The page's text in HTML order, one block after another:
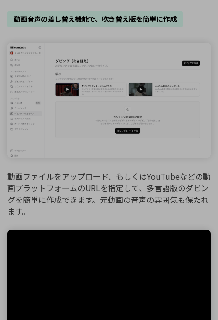
動画音声の差し替え機能で、吹き替え版を簡単に作成
動画ファイルをアップロード、もしくはYouTubeなどの動
画プラットフォームのURLを指定して、多言語版のダビン
グを簡単に作成できます。元動画の音声の雰囲気も保たれ
ます。